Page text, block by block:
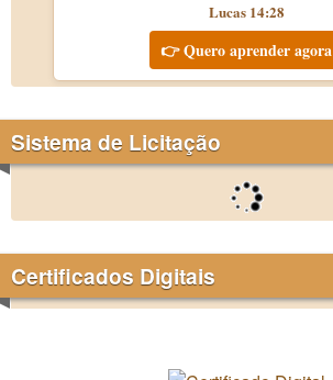
Lucas 14:28
👉 Quero aprender agora
Sistema de Licitação
Certificados Digitais